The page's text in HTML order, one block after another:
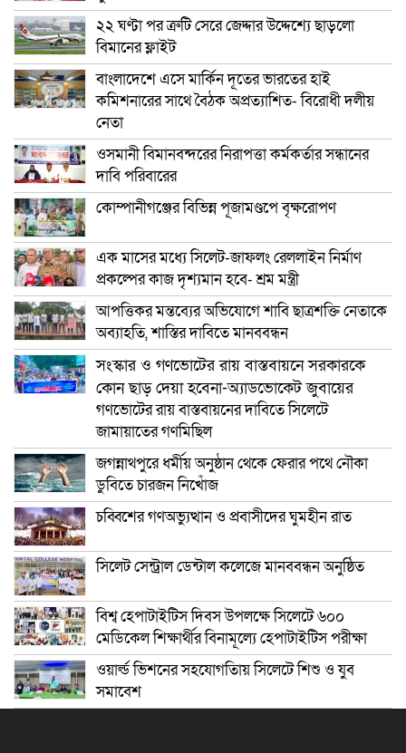
২২ ঘণ্টা পর ত্রুটি সেরে জেদ্দার উদ্দেশ্যে ছাড়লো
বিমানের ফ্লাইট
বাংলাদেশে এসে মার্কিন দূতের ভারতের হাই
কমিশনারের সাথে বৈঠক অপ্রত্যাশিত- বিরোধী দলীয়
নেতা
ওসমানী বিমানবন্দরের নিরাপত্তা কর্মকর্তার সন্ধানের
দাবি পরিবারের
কোম্পানীগঞ্জের বিভিন্ন পূজামণ্ডপে বৃক্ষরোপণ
এক মাসের মধ্যে সিলেট-জাফলং রেললাইন নির্মাণ
প্রকল্পের কাজ দৃশ্যমান হবে- শ্রম মন্ত্রী
আপত্তিকর মন্তব্যের অভিযোগে শাবি ছাত্রশক্তি নেতাকে
অব্যাহতি, শাস্তির দাবিতে মানববন্ধন
সংস্কার ও গণভোটের রায় বাস্তবায়নে সরকারকে
কোন ছাড় দেয়া হবেনা-অ্যাডভোকেট জুবায়ের
গণভোটের রায় বাস্তবায়নের দাবিতে সিলেটে
জামায়াতের গণমিছিল
জগন্নাথপুরে ধর্মীয় অনুষ্ঠান থেকে ফেরার পথে নৌকা
ডুবিতে চারজন নিখোঁজ
চব্বিশের গণঅভ্যুত্থান ও প্রবাসীদের ঘুমহীন রাত
সিলেট সেন্ট্রাল ডেন্টাল কলেজে মানববন্ধন অনুষ্ঠিত
বিশ্ব হেপাটাইটিস দিবস উপলক্ষে সিলেটে ৬০০
মেডিকেল শিক্ষার্থীর বিনামূল্যে হেপাটাইটিস পরীক্ষা
ওয়ার্ল্ড ভিশনের সহযোগতিায় সিলেটে শিশু ও যুব
সমাবেশ